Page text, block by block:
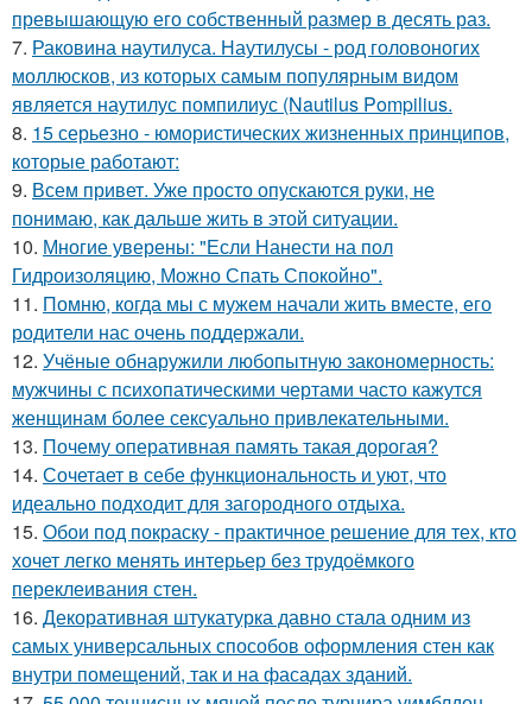
превышающую его собственный размер в десять раз.
7. Раковина наутилуса. Наутилусы - род головоногих
моллюсков, из которых самым популярным видом
является наутилус помпилиус (Nautilus Pompilius.
8. 15 серьезно - юмористических жизненных принципов,
которые работают:
9. Всем привет. Уже просто опускаются руки, не
понимаю, как дальше жить в этой ситуации.
10. Многие уверены: "Если Нанести на пол
Гидроизоляцию, Можно Спать Спокойно".
11. Помню, когда мы с мужем начали жить вместе, его
родители нас очень поддержали.
12. Учёные обнаружили любопытную закономерность:
мужчины с психопатическими чертами часто кажутся
женщинам более сексуально привлекательными.
13. Почему оперативная память такая дорогая?
14. Сочетает в себе функциональность и уют, что
идеально подходит для загородного отдыха.
15. Обои под покраску - практичное решение для тех, кто
хочет легко менять интерьер без трудоёмкого
переклеивания стен.
16. Декоративная штукатурка давно стала одним из
самых универсальных способов оформления стен как
внутри помещений, так и на фасадах зданий.